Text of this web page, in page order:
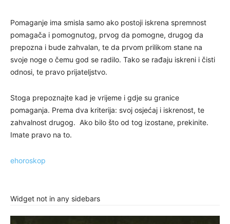
Pomaganje ima smisla samo ako postoji iskrena spremnost
pomagača i pomognutog, prvog da pomogne, drugog da
prepozna i bude zahvalan, te da prvom prilikom stane na
svoje noge o čemu god se radilo. Tako se rađaju iskreni i čisti
odnosi, te pravo prijateljstvo.
Stoga prepoznajte kad je vrijeme i gdje su granice
pomaganja. Prema dva kriterija: svoj osjećaj i iskrenost, te
zahvalnost drugog. Ako bilo što od tog izostane, prekinite.
Imate pravo na to.
ehoroskop
Widget not in any sidebars